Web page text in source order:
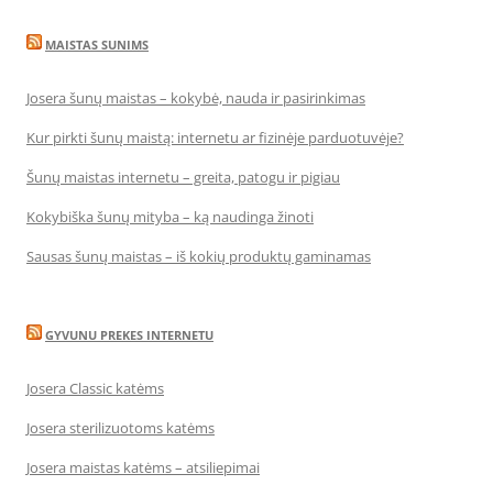
MAISTAS SUNIMS
Josera šunų maistas – kokybė, nauda ir pasirinkimas
Kur pirkti šunų maistą: internetu ar fizinėje parduotuvėje?
Šunų maistas internetu – greita, patogu ir pigiau
Kokybiška šunų mityba – ką naudinga žinoti
Sausas šunų maistas – iš kokių produktų gaminamas
GYVUNU PREKES INTERNETU
Josera Classic katėms
Josera sterilizuotoms katėms
Josera maistas katėms – atsiliepimai